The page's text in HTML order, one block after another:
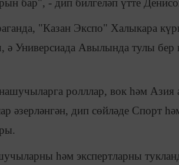
"Казан Экспо" Халыкара
ә Универсиада Авылында тулы бер
ролллар, вок һәм
әзерләнгән, дип сөйләде Спорт
һәм экспертларны